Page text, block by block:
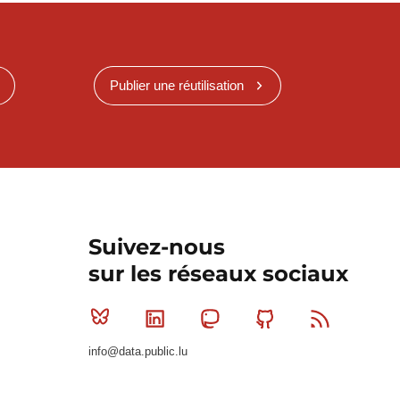
Publier une réutilisation
Suivez-nous
sur les réseaux sociaux
Bluesky Linkedin MastodonGithub
info@data.public.lu